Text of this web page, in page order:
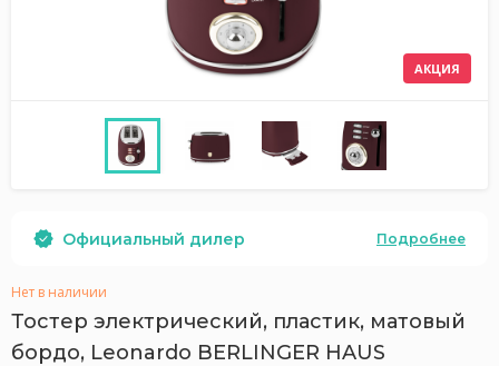
АКЦИЯ
Официальный дилер Подробнее
Нет в наличии
Тостер электрический, пластик, матовый
бордо, Leonardo BERLINGER HAUS